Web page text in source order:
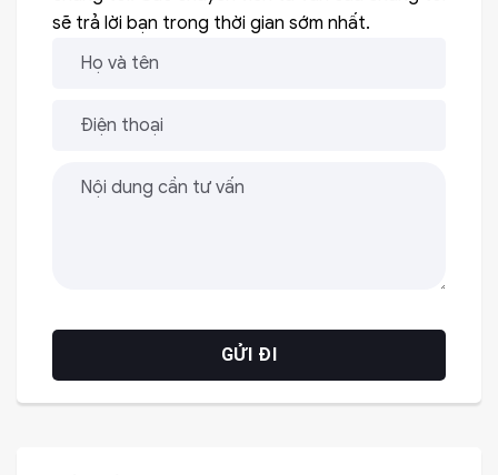
sẽ trả lời bạn trong thời gian sớm nhất.